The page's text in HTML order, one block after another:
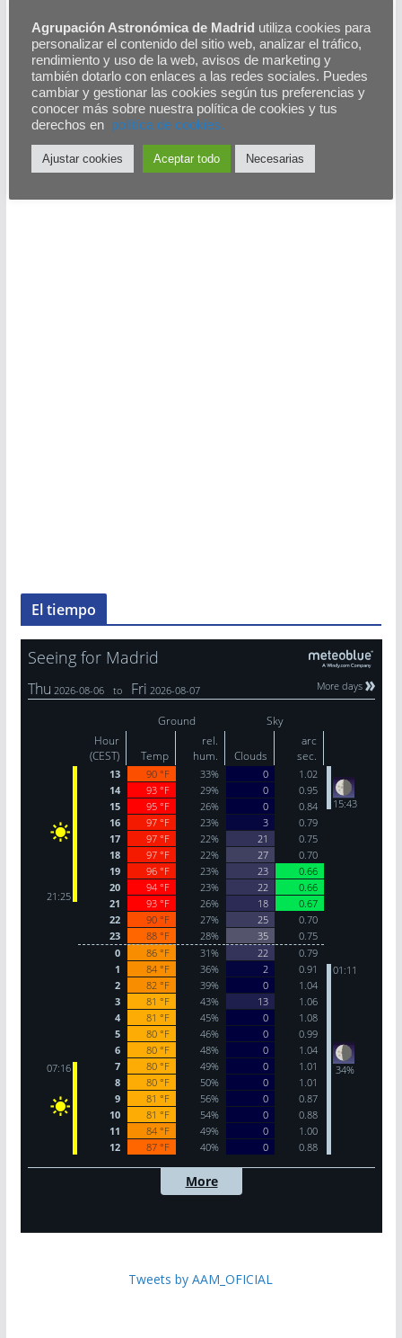
Calendario lunar
El tiempo
Tweets by AAM_OFICIAL
Agrupación Astronómica de Madrid utiliza cookies para
personalizar el contenido del sitio web, analizar el tráfico,
rendimiento y uso de la web, avisos de marketing y
también dotarlo con enlaces a las redes sociales. Puedes
cambiar y gestionar las cookies según tus preferencias y
conocer más sobre nuestra política de cookies y tus
derechos en polítíca de cookies.
Ajustar cookies Aceptar todo Necesarias